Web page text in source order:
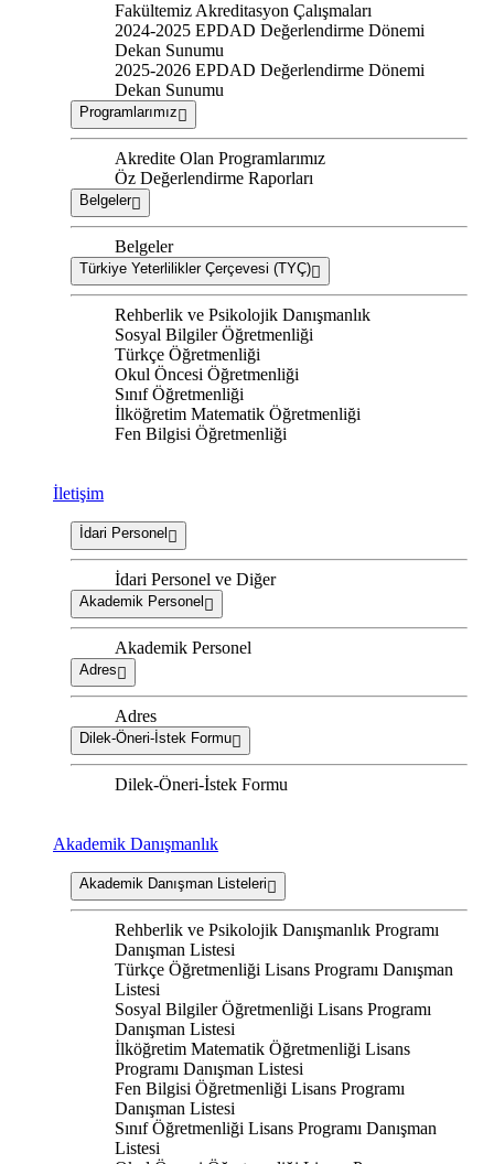
Fakültemiz Akreditasyon Çalışmaları
2024-2025 EPDAD Değerlendirme Dönemi
Dekan Sunumu
2025-2026 EPDAD Değerlendirme Dönemi
Dekan Sunumu
Programlarımız
Akredite Olan Programlarımız
Öz Değerlendirme Raporları
Belgeler
Belgeler
Türkiye Yeterlilikler Çerçevesi (TYÇ)
Rehberlik ve Psikolojik Danışmanlık
Sosyal Bilgiler Öğretmenliği
Türkçe Öğretmenliği
Okul Öncesi Öğretmenliği
Sınıf Öğretmenliği
İlköğretim Matematik Öğretmenliği
Fen Bilgisi Öğretmenliği
İletişim
İdari Personel
İdari Personel ve Diğer
Akademik Personel
Akademik Personel
Adres
Adres
Dilek-Öneri-İstek Formu
Dilek-Öneri-İstek Formu
Akademik Danışmanlık
Akademik Danışman Listeleri
Rehberlik ve Psikolojik Danışmanlık Programı
Danışman Listesi
Türkçe Öğretmenliği Lisans Programı Danışman
Listesi
Sosyal Bilgiler Öğretmenliği Lisans Programı
Danışman Listesi
İlköğretim Matematik Öğretmenliği Lisans
Programı Danışman Listesi
Fen Bilgisi Öğretmenliği Lisans Programı
Danışman Listesi
Sınıf Öğretmenliği Lisans Programı Danışman
Listesi